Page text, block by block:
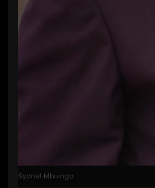
Syarief Mbuinga